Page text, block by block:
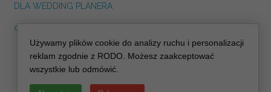
DLA WEDDING PLANERA
dreskot.com
info@decoris.pl
Używamy plików cookie do analizy ruchu i personalizacji
reklam zgodnie z RODO. Możesz zaakceptować
wszystkie lub odmówić.